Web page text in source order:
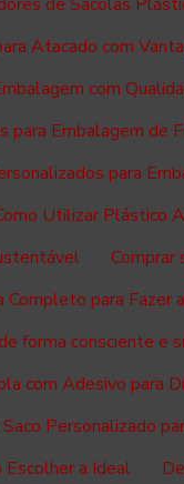
Atacado com
com
para Embalagem de
para
Utilizar Plástico
Comprar
Completo para Fazer
forma consciente e
com Adesivo para
Personalizado
Escolher a Ideal